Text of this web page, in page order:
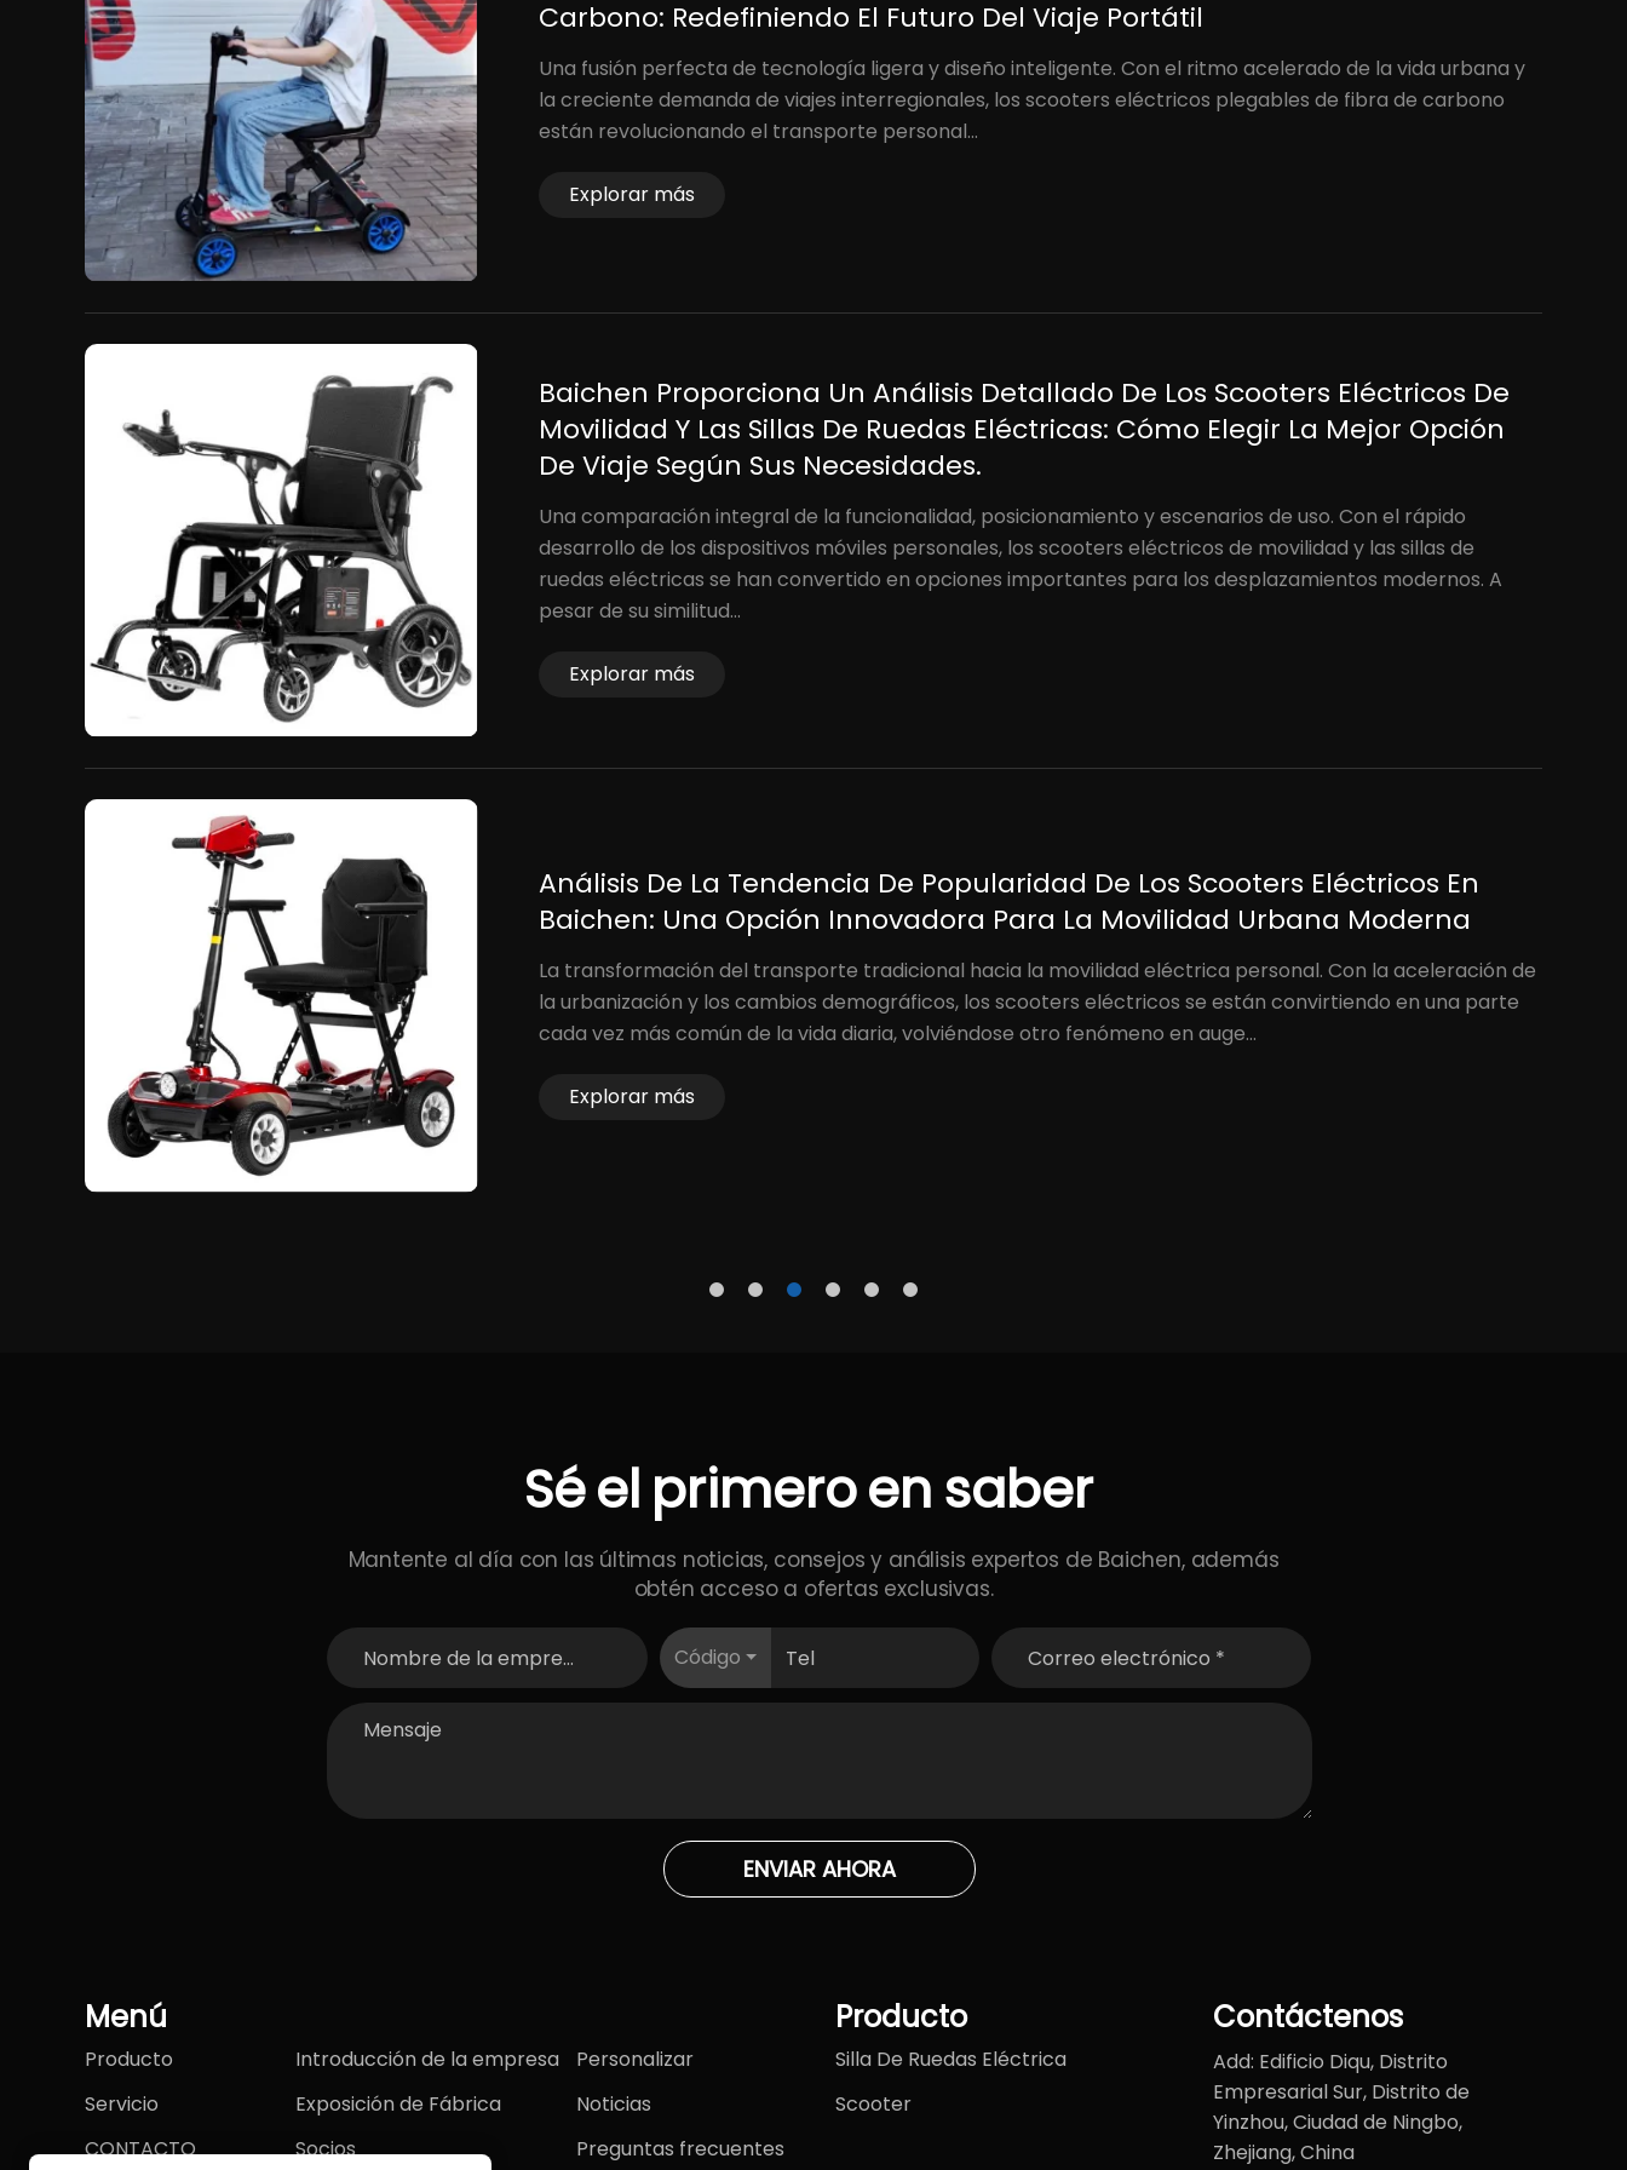
Carbono: Redefiniendo El Futuro Del Viaje Portátil
Una fusión perfecta de tecnología ligera y diseño inteligente. Con el ritmo acelerado de la vida urbana y
la creciente demanda de viajes interregionales, los scooters eléctricos plegables de fibra de carbono
están revolucionando el transporte personal...
Explorar más
Baichen Proporciona Un Análisis Detallado De Los Scooters Eléctricos De
Movilidad Y Las Sillas De Ruedas Eléctricas: Cómo Elegir La Mejor Opción
De Viaje Según Sus Necesidades.
Una comparación integral de la funcionalidad, posicionamiento y escenarios de uso. Con el rápido
desarrollo de los dispositivos móviles personales, los scooters eléctricos de movilidad y las sillas de
ruedas eléctricas se han convertido en opciones importantes para los desplazamientos modernos. A
pesar de su similitud...
Explorar más
Análisis De La Tendencia De Popularidad De Los Scooters Eléctricos En
Baichen: Una Opción Innovadora Para La Movilidad Urbana Moderna
La transformación del transporte tradicional hacia la movilidad eléctrica personal. Con la aceleración de
la urbanización y los cambios demográficos, los scooters eléctricos se están convirtiendo en una parte
cada vez más común de la vida diaria, volviéndose otro fenómeno en auge...
Explorar más
Séel primeroen saber
Mantente al día con las últimas noticias, consejos y análisis expertos de Baichen, además
obtén acceso a ofertas exclusivas.
Código
ENVIAR AHORA
Menú
Producto Introducción de la empresa
Personalizar
Servicio
Exposición de Fábrica
Noticias
CONTACTO
Socios Preguntas frecuentes
Producto
Silla De Ruedas Eléctrica
Scooter
Contáctenos
Add: Edificio Diqu, Distrito
Empresarial Sur, Distrito de
Yinzhou, Ciudad de Ningbo,
Zhejiang, China